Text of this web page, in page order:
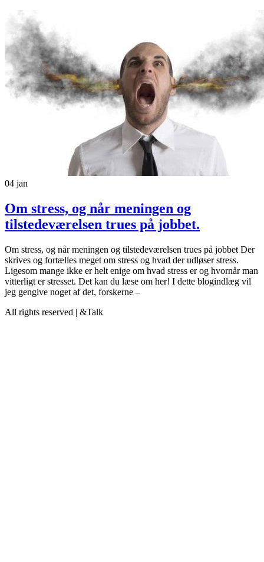
04 jan
Om stress, og når meningen og
tilstedeværelsen trues på jobbet.
Om stress, og når meningen og tilstedeværelsen trues på jobbet Der
skrives og fortælles meget om stress og hvad der udløser stress.
Ligesom mange ikke er helt enige om hvad stress er og hvornår man
vitterligt er stresset. Det kan du læse om her! I dette blogindlæg vil
jeg gengive noget af det, forskerne –
All rights reserved | &Talk